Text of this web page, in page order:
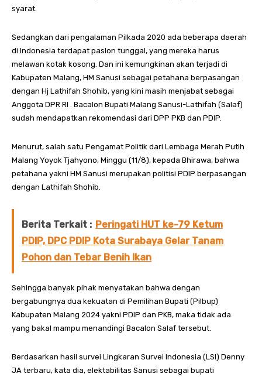
syarat.
Sedangkan dari pengalaman Pilkada 2020 ada beberapa daerah
di Indonesia terdapat paslon tunggal, yang mereka harus
melawan kotak kosong. Dan ini kemungkinan akan terjadi di
Kabupaten Malang, HM Sanusi sebagai petahana berpasangan
dengan Hj Lathifah Shohib, yang kini masih menjabat sebagai
Anggota DPR RI . Bacalon Bupati Malang Sanusi-Lathifah (Salaf)
sudah mendapatkan rekomendasi dari DPP PKB dan PDIP.
Menurut, salah satu Pengamat Politik dari Lembaga Merah Putih
Malang Yoyok Tjahyono, Minggu (11/8), kepada Bhirawa, bahwa
petahana yakni HM Sanusi merupakan politisi PDIP berpasangan
dengan Lathifah Shohib.
Berita Terkait : Peringati HUT ke-79 Ketum
PDIP, DPC PDIP Kota Surabaya Gelar Tanam
Pohon dan Tebar Benih Ikan
Sehingga banyak pihak menyatakan bahwa dengan
bergabungnya dua kekuatan di Pemilihan Bupati (Pilbup)
Kabupaten Malang 2024 yakni PDIP dan PKB, maka tidak ada
yang bakal mampu menandingi Bacalon Salaf tersebut.
Berdasarkan hasil survei Lingkaran Survei Indonesia (LSI) Denny
JA terbaru, kata dia, elektabilitas Sanusi sebagai bupati